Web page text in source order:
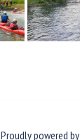
powered by